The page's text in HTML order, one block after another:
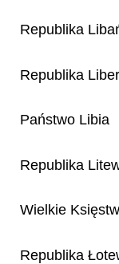
Republika
Republika
Państwo Libia
Republika
Wielkie
Republika